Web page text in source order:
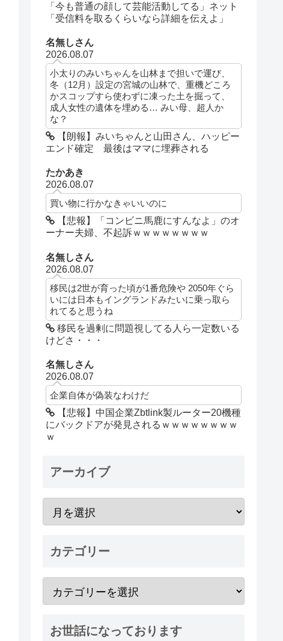
「今も普通の顔して芸能活動してる」ネット
「受信料を取るくらいなら詳細を伝えよ」
名無しさん
2026.08.07
小太りのみいちゃんを山林まで担いで運び、
冬（12月）設定の宮城の山林で、重機どころ
かスコップすら使わずに凍った土を掘って、
成人女性の遺体を埋める… みい母、超人か
な？
【朗報】みいちゃんと山田さん、ハッピー
エンド確定 最後はママに埋葬される
たかあき
2026.08.07
買い物に行かなきゃいいのに
【悲報】「コンビニ馬鹿にすんなよ」のオ
ーナー夫婦、不起訴ｗｗｗｗｗｗｗｗ
名無しさん
2026.08.07
移民は2世が育った頃が1番危険や 2050年ぐら
いには日本もイングランドみたいに乗っ取ら
れてると思うね
移民を過剰に問題視してる人ら一定数いる
けどさ・・・
名無しさん
2026.08.07
企業自体が偽装なわけだ
【悲報】中国企業Zbtlink製ルーター20機種
にバックドアが発見されるｗｗｗｗｗｗｗｗ
ｗ
アーカイブ
カテゴリー
お世話になっております